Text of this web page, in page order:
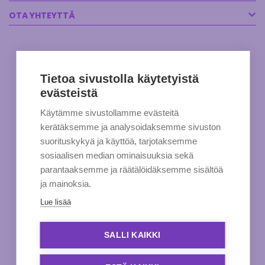
OTA YHTEYTTÄ
Tietoa sivustolla käytetyistä
evästeistä
Käytämme sivustollamme evästeitä
kerätäksemme ja analysoidaksemme sivuston
suorituskykyä ja käyttöä, tarjotaksemme
sosiaalisen median ominaisuuksia sekä
parantaaksemme ja räätälöidäksemme sisältöä
ja mainoksia.
Lue lisää
SALLI KAIKKI